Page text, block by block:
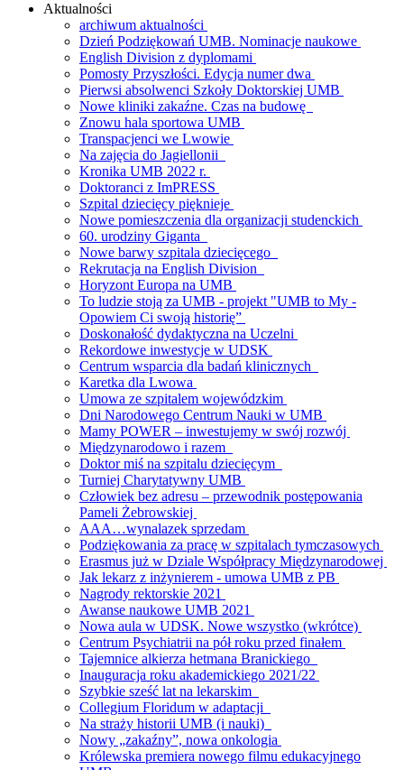
Aktualności
archiwum aktualności
Dzień Podziękowań UMB. Nominacje naukowe
English Division z dyplomami
Pomosty Przyszłości. Edycja numer dwa
Pierwsi absolwenci Szkoły Doktorskiej UMB
Nowe kliniki zakaźne. Czas na budowę
Znowu hala sportowa UMB
Transpacjenci we Lwowie
Na zajęcia do Jagiellonii
Kronika UMB 2022 r.
Doktoranci z ImPRESS
Szpital dziecięcy pięknieje
Nowe pomieszczenia dla organizacji studenckich
60. urodziny Giganta
Nowe barwy szpitala dziecięcego
Rekrutacja na English Division
Horyzont Europa na UMB
To ludzie stoją za UMB - projekt "UMB to My -
Opowiem Ci swoją historię”
Doskonałość dydaktyczna na Uczelni
Rekordowe inwestycje w UDSK
Centrum wsparcia dla badań klinicznych
Karetka dla Lwowa
Umowa ze szpitalem wojewódzkim
Dni Narodowego Centrum Nauki w UMB
Mamy POWER – inwestujemy w swój rozwój
Międzynarodowo i razem
Doktor miś na szpitalu dziecięcym
Turniej Charytatywny UMB
Człowiek bez adresu – przewodnik postępowania
Pameli Żebrowskiej
AAA…wynalazek sprzedam
Podziękowania za pracę w szpitalach tymczasowych
Erasmus już w Dziale Współpracy Międzynarodowej
Jak lekarz z inżynierem - umowa UMB z PB
Nagrody rektorskie 2021
Awanse naukowe UMB 2021
Nowa aula w UDSK. Nowe wszystko (wkrótce)
Centrum Psychiatrii na pół roku przed finałem
Tajemnice alkierza hetmana Branickiego
Inauguracja roku akademickiego 2021/22
Szybkie sześć lat na lekarskim
Collegium Floridum w adaptacji
Na straży historii UMB (i nauki)
Nowy „zakaźny”, nowa onkologia
Królewska premiera nowego filmu edukacyjnego